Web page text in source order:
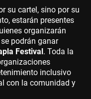
su cartel, sino por su
estarán presentes
organizarán
podrán ganar
Festival. Toda la
inclusivo
con la comunidad y